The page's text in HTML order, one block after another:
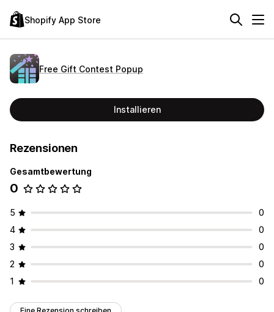
Shopify App Store
Free Gift Contest Popup
Installieren
Rezensionen
Gesamtbewertung
0
5
0
4
0
3
0
2
0
1
0